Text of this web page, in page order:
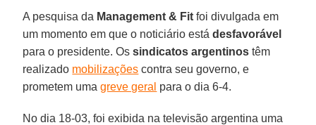
A pesquisa da Management & Fit foi divulgada em
um momento em que o noticiário estádesfavorável
para o presidente. Os sindicatos argentinos têm
realizado mobilizações contra seu governo, e
prometem umagreve geral para o dia 6-4.
No dia 18-03, foi exibida na televisão argentina uma